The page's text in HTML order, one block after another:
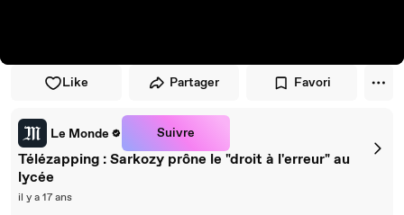
Like Partager Favori
Le Monde Suivre
Télézapping : Sarkozy prône le "droit à l'erreur" au
lycée
il y a 17 ans